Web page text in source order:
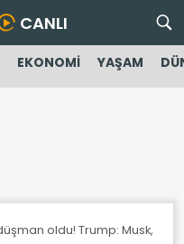
CANLI
EKONOMİ YAŞAM
oldu! Trump: Musk, aklını